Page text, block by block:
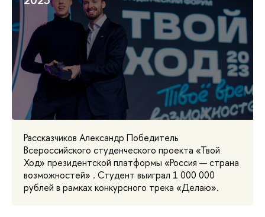
Рассказчиков Александр Победитель
Всероссийского студенческого проекта «Твой
Ход» президентской платформы «Россия — страна
возможностей» . Студент выиграл 1 000 000
рублей в рамках конкурсного трека «Делаю».